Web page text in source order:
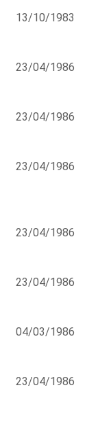
13/10/1983
23/04/1986
23/04/1986
23/04/1986
23/04/1986
23/04/1986
04/03/1986
23/04/1986